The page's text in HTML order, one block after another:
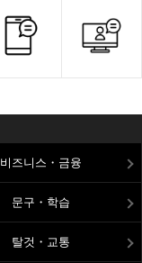
비즈니스・금융
문구・학습
탈것・교통